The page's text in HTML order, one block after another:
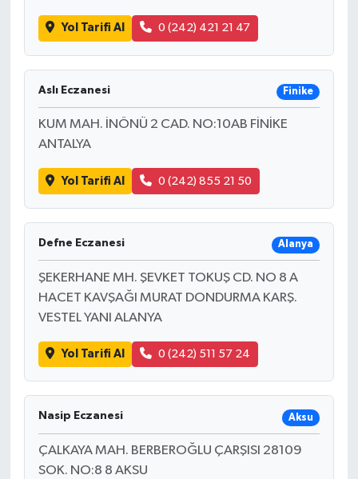
Yol Tarifi Al 0 (242) 421 21 47
Aslı Eczanesi Finike
KUM MAH. İNÖNÜ 2 CAD. NO:10AB FİNİKE
ANTALYA
Yol Tarifi Al 0 (242) 855 21 50
Defne Eczanesi Alanya
ŞEKERHANE MH. ŞEVKET TOKUŞ CD. NO 8 A
HACET KAVŞAĞI MURAT DONDURMA KARŞ.
VESTEL YANI ALANYA
Yol Tarifi Al 0 (242) 511 57 24
Nasip Eczanesi Aksu
ÇALKAYA MAH. BERBEROĞLU ÇARŞISI 28109
SOK. NO:8 8 AKSU